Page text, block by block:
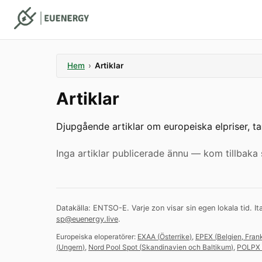
Hem › Artiklar
Artiklar
Djupgående artiklar om europeiska elpriser,
Inga artiklar publicerade ännu — kom tillbaka
Datakälla: ENTSO-E. Varje zon visar sin egen lokala tid.
sp@euenergy.live.
Europeiska eloperatörer: EXAA (Österrike), EPEX (Belgien,
(Ungern), Nord Pool Spot (Skandinavien och Baltikum), POLPX